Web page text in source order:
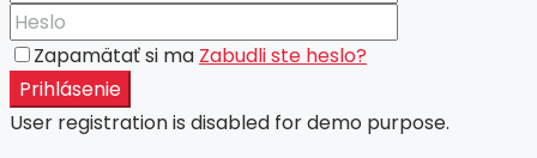
Zapamätať si ma Zabudli ste heslo?
Prihlásenie
User registration is disabled for demo purpose.